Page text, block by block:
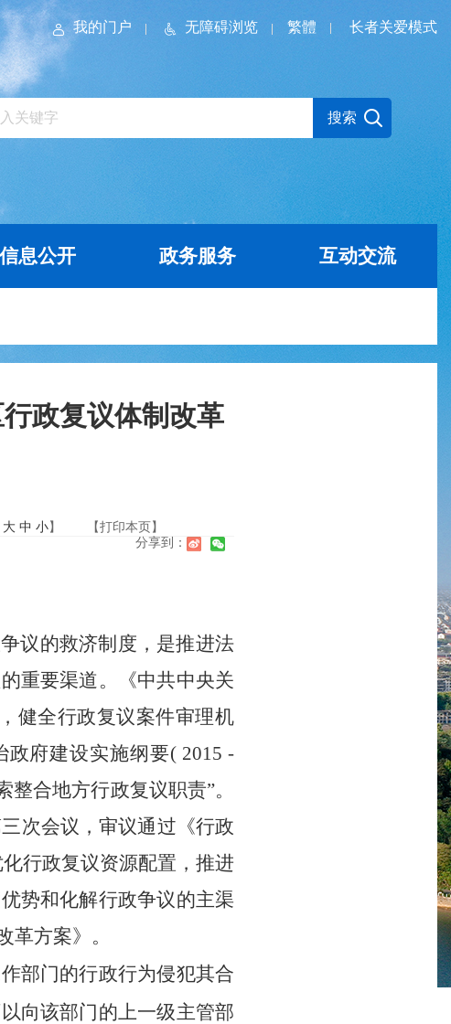
长者关爱模式
我的门户 无障碍浏览 繁體
信息公开 政务服务 互动交流
政复议体制改革
大 中 小】
【打印本页】
分享到：
议的救济制度，是推进法
重要渠道。《中共中央关
健全行政复议案件审理机
府建设实施纲要( 2015 -
合地方行政复议职责”。
次会议，审议通过《行政
行政复议资源配置，推进
势和化解行政争议的主渠
革方案》。
部门的行政行为侵犯其合
向该部门的上一级主管部